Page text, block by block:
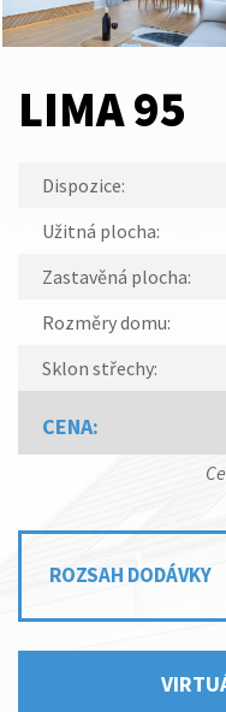
LIMA 95
Dispozice:
Užitná plocha:
Zastavěná plocha:
Rozměry domu:
Sklon střechy:
CENA:
ROZSAH DODÁVKY